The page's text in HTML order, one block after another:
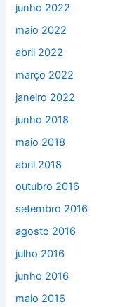
junho 2022
maio 2022
abril 2022
março 2022
janeiro 2022
junho 2018
maio 2018
abril 2018
outubro 2016
setembro 2016
agosto 2016
julho 2016
junho 2016
maio 2016